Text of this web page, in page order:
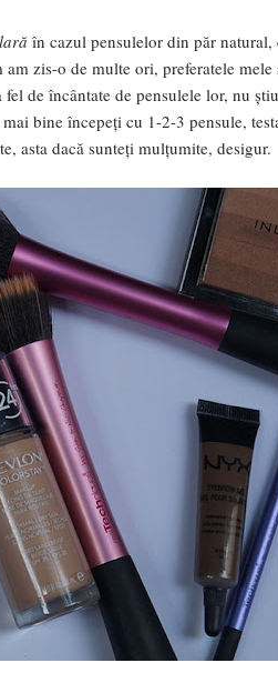
în cazul pensulelor din păr natural,
zis-o de multe ori, preferatele mele
de încântate de pensulele lor, nu
bine începeți cu 1-2-3 pensule,
asta dacă sunteți mulțumite, desigur.